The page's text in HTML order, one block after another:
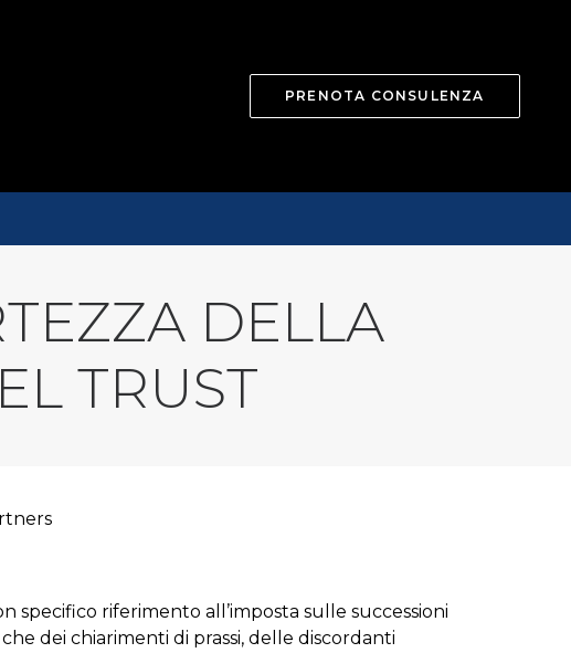
PRENOTA CONSULENZA
DELLA
TRUST
riferimento all’imposta sulle successioni
dei chiarimenti di prassi, delle discordanti